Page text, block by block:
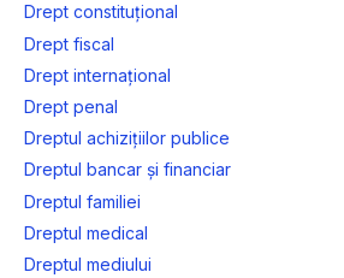
Drept constituțional
Drept fiscal
Drept internațional
Drept penal
Dreptul achizițiilor publice
Dreptul bancar și financiar
Dreptul familiei
Dreptul medical
Dreptul mediului